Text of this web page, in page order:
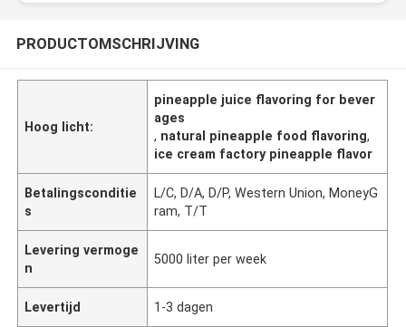
PRODUCTOMSCHRIJVING
Hoog licht:
pineapple juice flavoring for bever
ages
, natural pineapple food flavoring,
ice cream factory pineapple flavor
Betalingsconditie
s
L/C, D/A, D/P, Western Union, MoneyG
ram, T/T
Levering vermoge
n
5000 liter per week
Levertijd 1-3 dagen